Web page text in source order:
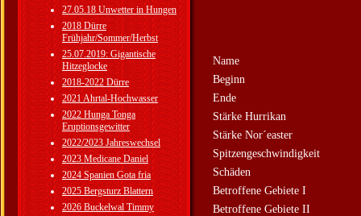
27.05.18 Unwetter in Hungen
2018 Dürre
Frühjahr/Sommer/Herbst
25.07.2019: Gigantische
Hitzeglocke
2018-2022 Dürre
2021 Ahrtal-Hochwasser
2022 Hunga Tonga
Eruptionsgewitter
2022/2023 Jahreswechsel
2023 Medicane Daniel
2024 Spanien Gota fria
2025 Bergsturz Blattern
2026 Buckelwal Timmy
Name
Beginn
Ende
Stärke Hurrikan
Stärke Nor´easter
Spitzengeschwindigkeit
Schäden
Betroffene Gebiete I
Betroffene Gebiete II